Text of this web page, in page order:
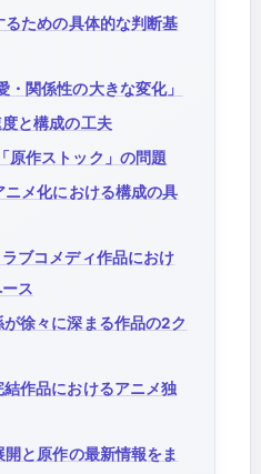
ための具体的な判断基
・関係性の大きな変化」
と構成の工夫
原作ストック」の問題
メ化における構成の具
ブコメディ作品におけ
ス
徐々に深まる作品の2ク
作品におけるアニメ独
と原作の最新情報をま